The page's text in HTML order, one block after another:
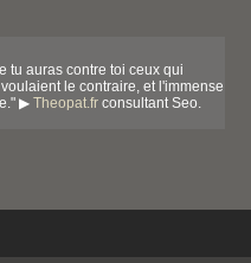
tu auras contre toi ceux qui
le contraire, et l'immense
▶ Theopat.fr consultant Seo.